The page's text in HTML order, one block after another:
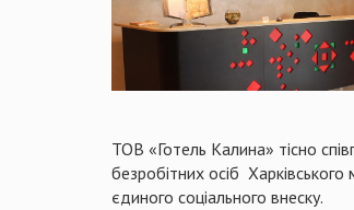
ТОВ «Готель Калина» тісно
безробітних осіб Харківського
єдиного соціального внеску.